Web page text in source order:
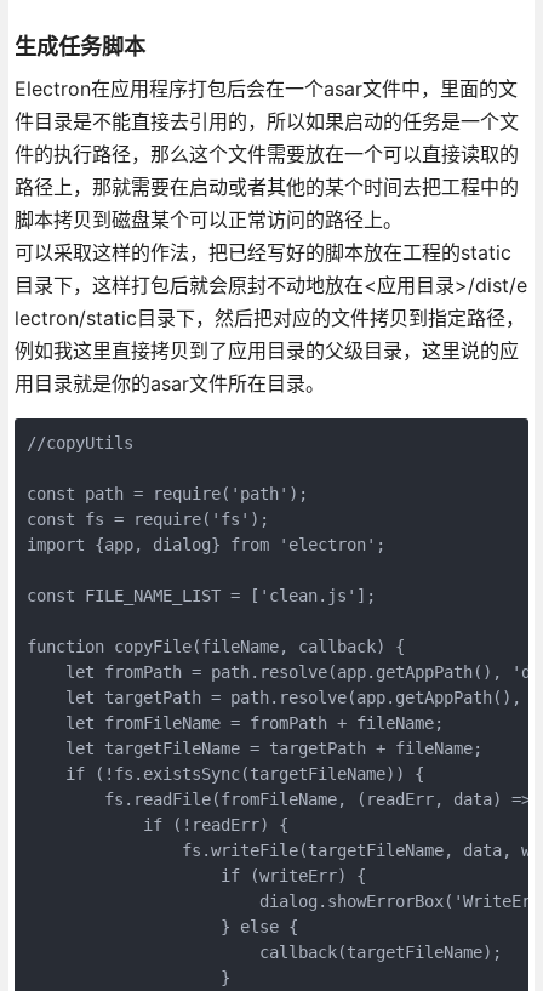
生成任务脚本
Electron在应用程序打包后会在一个asar文件中，里面的文
件目录是不能直接去引用的，所以如果启动的任务是一个文
件的执行路径，那么这个文件需要放在一个可以直接读取的
路径上，那就需要在启动或者其他的某个时间去把工程中的
脚本拷贝到磁盘某个可以正常访问的路径上。
可以采取这样的作法，把已经写好的脚本放在工程的static
目录下，这样打包后就会原封不动地放在<应用目录>/dist/e
lectron/static目录下，然后把对应的文件拷贝到指定路径，
例如我这里直接拷贝到了应用目录的父级目录，这里说的应
用目录就是你的asar文件所在目录。
//copyUtils
const path = require('path');
const fs = require('fs');
import {app, dialog} from 'electron';
const FILE_NAME_LIST = ['clean.js'];
function copyFile(fileName, callback) {
let fromPath = path.resolve(app.getAppPath(),
let targetPath = path.resolve(app.getAppPath(),
    let fromFileName = fromPath + fileName;
    let targetFileName = targetPath + fileName;
    if (!fs.existsSync(targetFileName)) {
fs.readFile(fromFileName, (readErr, data) =>
            if (!readErr) {
fs.writeFile(targetFileName, data,
                    if (writeErr) {
                    } else {
                        callback(targetFileName);
                    }